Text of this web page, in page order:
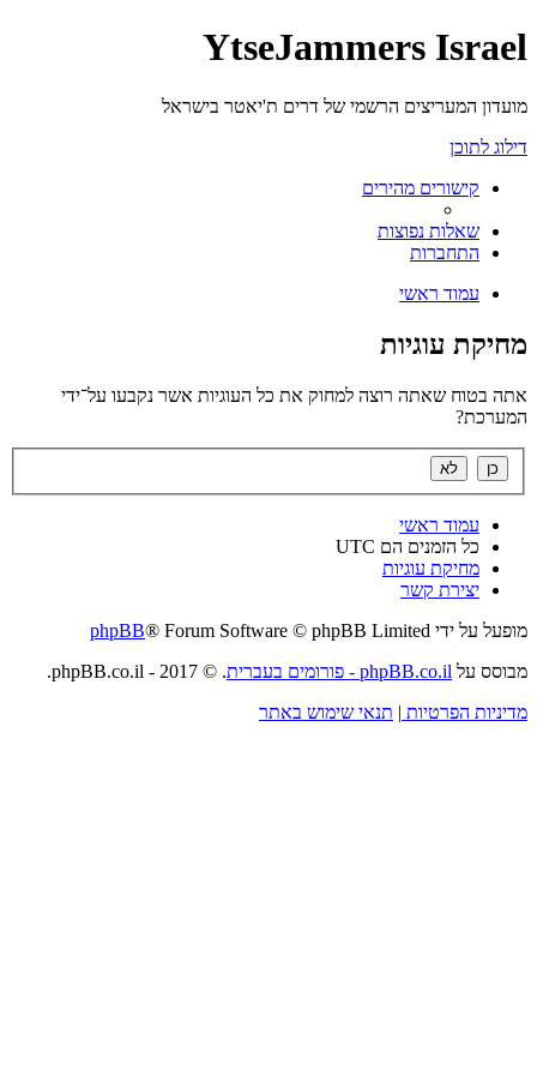
YtseJammers Israel
מועדון המעריצים הרשמי של דרים ת'יאטר בישראל
דילוג לתוכן
קישורים מהירים
שאלות נפוצות
התחברות
עמוד ראשי
מחיקת עוגיות
אתה בטוח שאתה רוצה למחוק את כל העוגיות אשר נקבעו על־ידי
המערכת?
עמוד ראשי
כל הזמנים הם UTC
מחיקת עוגיות
יצירת קשר
מופעל על ידי
phpBB® Forum Software © phpBB Limited
מבוסס על phpBB.co.il - פורומים בעברית
. © 2017 - phpBB.co.il.
מדיניות הפרטיות | תנאי שימוש באתר